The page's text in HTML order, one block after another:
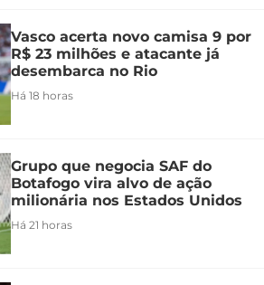
Vasco acerta novo camisa 9 por
R$ 23 milhões e atacante já
desembarca no Rio
Há 18 horas
Grupo que negocia SAF do
Botafogo vira alvo de ação
milionária nos Estados Unidos
Há 21 horas